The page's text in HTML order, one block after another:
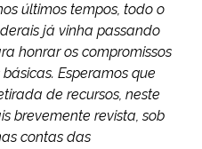
últimos tempos, todo o
já vinha passando
honrar os compromissos
Esperamos que
de recursos, neste
brevemente revista, sob
contas das